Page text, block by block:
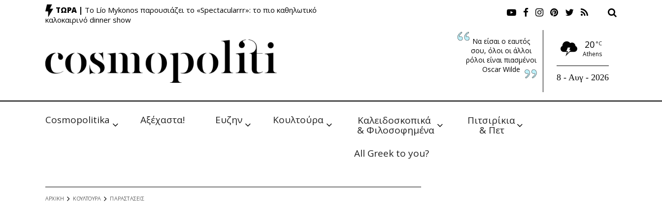
ΤΩΡΑ | Το Lío Mykonos παρουσιάζει το «Spectacularrr»: το πιο καθηλωτικό
καλοκαιρινό dinner show
Να είσαι ο εαυτός
σου, όλοι οι άλλοι
ρόλοι είναι πιασμένοι
Oscar Wilde
20 °C
Athens
8 - Αυγ - 2026
Cosmopolitika Αξέχαστα! Ευζην Κουλτούρα Καλειδοσκοπικά
& Φιλοσοφημένα
Πιτσιρίκια
& Πετ
All Greek to you?
ΑΡΧΙΚΗ ΚΟΥΛΤΟΥΡΑ ΠΑΡΑΣΤΑΣΕΙΣ